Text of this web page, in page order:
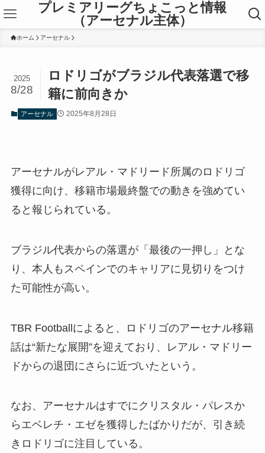
プレミアリーグちょこっと情報
（アーセナル主体）
ホーム アーセナル
ロドリゴがブラジル代表落選で移
籍に前向きか
2025
8/28
アーセナル 2025年8月28日
アーセナルがレアル・マドリード所属のロドリゴ
獲得に向け、移籍市場最終盤での動きを強めてい
ると報じられている。
ブラジル代表からの落選が「最後の一押し」とな
り、本人もスペインでのキャリアに見切りをつけ
た可能性が高い。
TBR Footballによると、ロドリゴのアーセナル移籍
話は“新たな展開”を迎えており、レアル・マドリー
ドからの退団にさらに近づいたという。
なお、アーセナルはすでにクリスタル・パレスか
らエベレチ・エゼを獲得したばかりだが、引き続
きロドリゴに注目している。